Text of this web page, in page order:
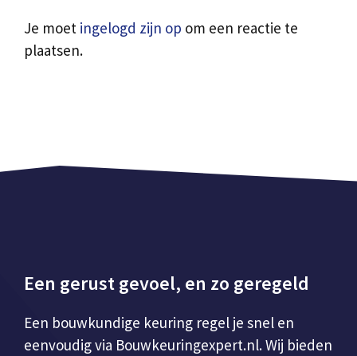
Je moet ingelogd zijn op om een reactie te
plaatsen.
Een gerust gevoel, en zo geregeld
Een bouwkundige keuring regel je snel en
eenvoudig via Bouwkeuringexpert.nl. Wij bieden